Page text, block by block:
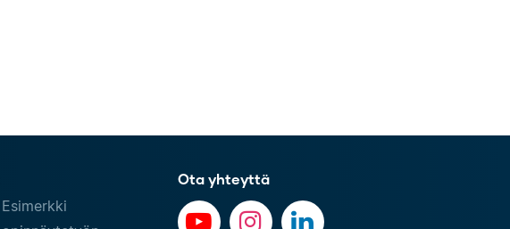
Esimerkki
Ota yhteyttä